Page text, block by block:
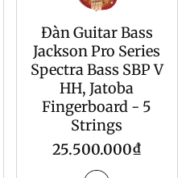
Đàn Guitar Bass
Jackson Pro Series
Spectra Bass SBP V
HH, Jatoba
Fingerboard - 5
Strings
Giá
25.500.000₫